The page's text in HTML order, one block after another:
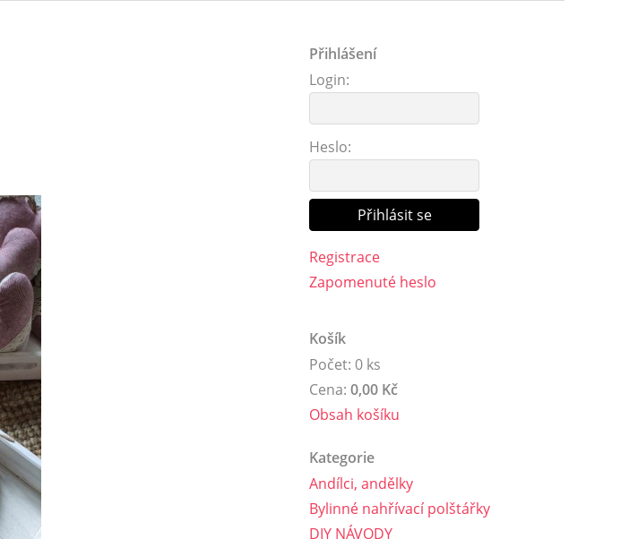
Přihlášení
Login:
Heslo:
Registrace
Zapomenuté heslo
Košík
Počet: 0 ks
Cena: 0,00 Kč
Obsah košíku
Kategorie
Andílci, andělky
Bylinné nahřívací polštářky
DIY NÁVODY